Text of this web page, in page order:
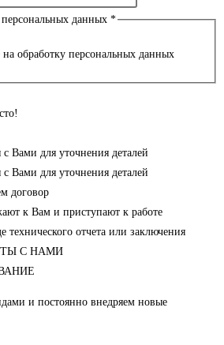
персональных данных *
на обработку персональных данных
Вами для уточнения деталей
Вами для уточнения деталей
договор
к Вам и приступают к работе
технического отчета или заключения
С НАМИ
и постоянно внедряем новые